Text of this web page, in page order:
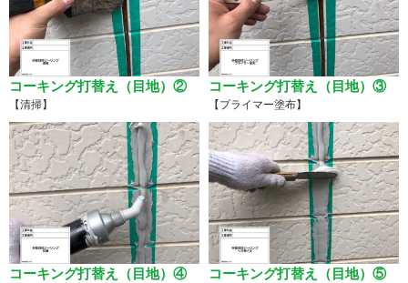
コーキング打替え（目地）②
【清掃】
コーキング打替え（目地）③
【プライマー塗布】
コーキング打替え（目地）④ コーキング打替え（目地）⑤